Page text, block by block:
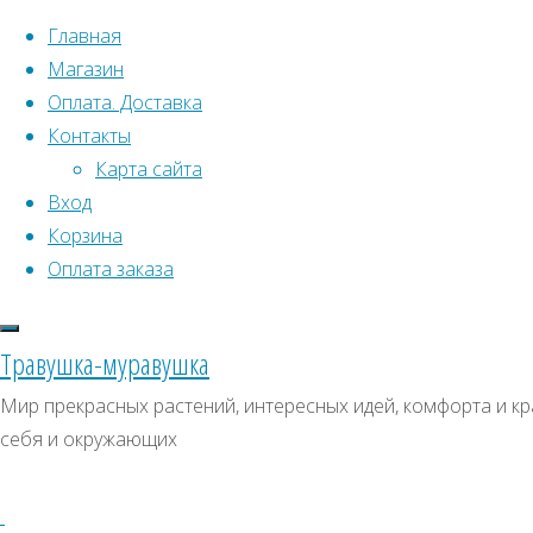
Перейти к содержимому
Главная
Магазин
Оплата. Доставка
Контакты
Карта сайта
Вход
Корзина
Оплата заказа
Травушка-муравушка
Мир прекрасных растений, интересных идей, комфорта и
себя и окружающих
Что искать:
Куннингамия
ланцетовидная
Купить
Купить
Искать:
СКИДКИ, АКЦИИ
Архивы